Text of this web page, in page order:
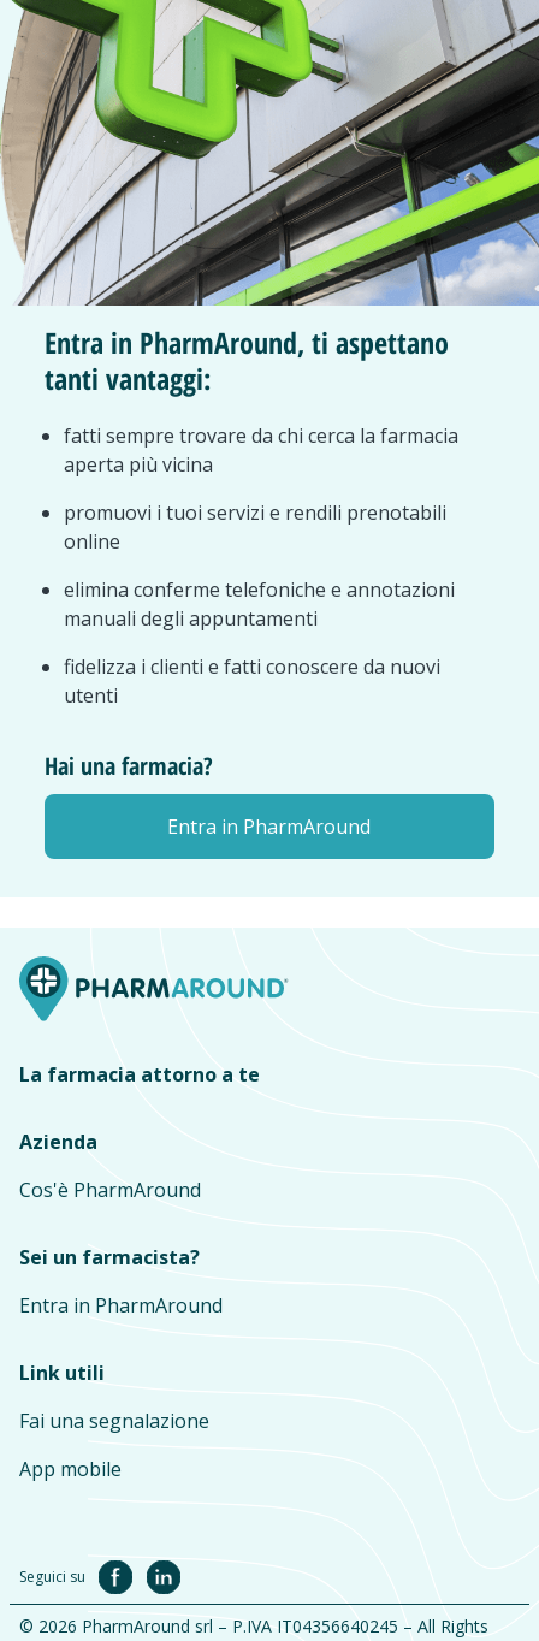
Entra in PharmAround, ti aspettano
tanti vantaggi:
fatti sempre trovare da chi cerca la farmacia
aperta più vicina
promuovi i tuoi servizi e rendili prenotabili
online
elimina conferme telefoniche e annotazioni
manuali degli appuntamenti
fidelizza i clienti e fatti conoscere da nuovi
utenti
Hai una farmacia?
Entra in PharmAround
La farmacia attorno a te
Azienda
Cos'è PharmAround
Sei un farmacista?
Entra in PharmAround
Link utili
Fai una segnalazione
App mobile
Seguici su
© 2026 PharmAround srl – P.IVA IT04356640245 – All Rights